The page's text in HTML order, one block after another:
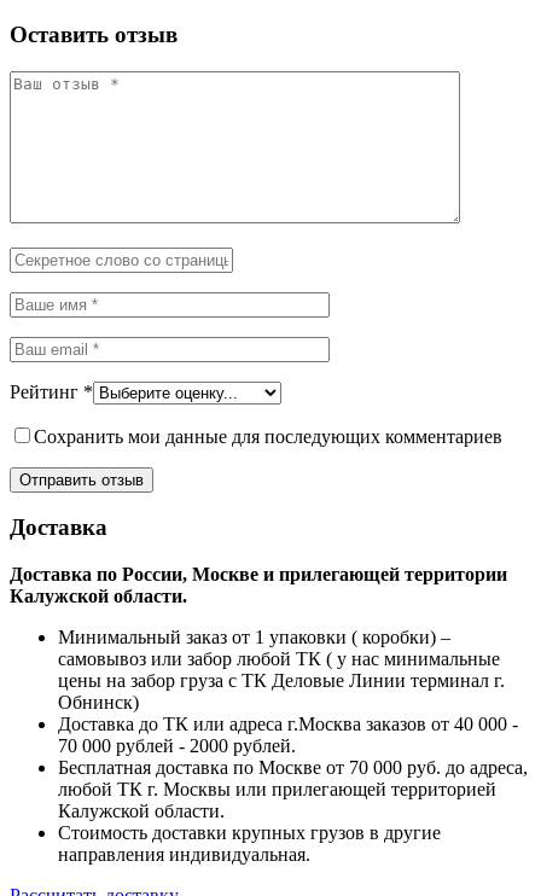
Оставить отзыв
Рейтинг *
Сохранить мои данные для последующих комментариев
Доставка
Доставка по России, Москве и прилегающей территории
Калужской области.
Минимальный заказ от 1 упаковки ( коробки) –
самовывоз или забор любой ТК ( у нас минимальные
цены на забор груза с ТК Деловые Линии терминал г.
Обнинск)
Доставка до ТК или адреса г.Москва заказов от 40 000 -
70 000 рублей - 2000 рублей.
Бесплатная доставка по Москве от 70 000 руб. до адреса,
любой ТК г. Москвы или прилегающей территорией
Калужской области.
Стоимость доставки крупных грузов в другие
направления индивидуальная.